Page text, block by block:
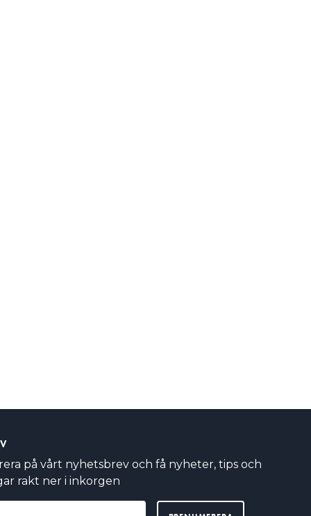
på vårt nyhetsbrev och få nyheter, tips och
rakt ner i inkorgen